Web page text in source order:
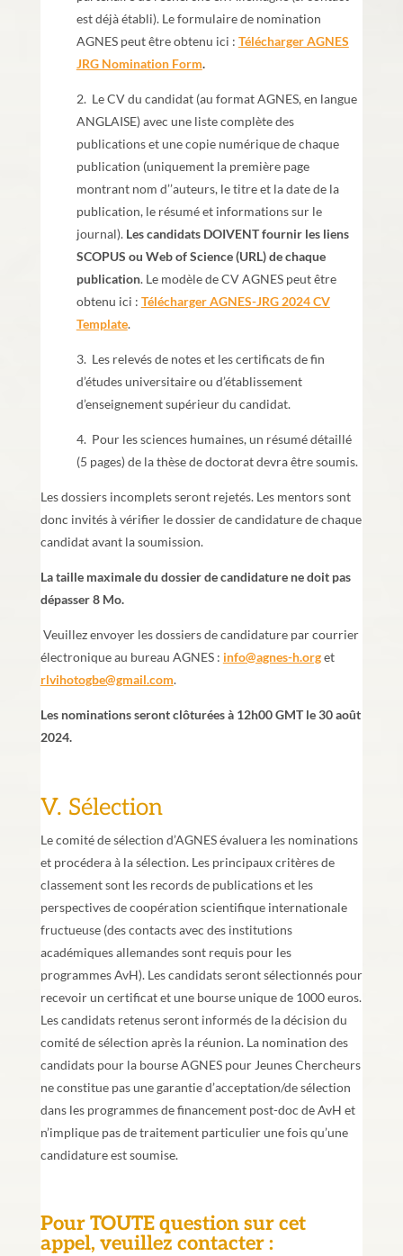
est déjà établi). Le formulaire de nomination
AGNES peut être obtenu ici : Télécharger AGNES
JRG Nomination Form.
2. Le CV du candidat (au format AGNES, en langue
ANGLAISE) avec une liste complète des
publications et une copie numérique de chaque
publication (uniquement la première page
montrant nom d’’auteurs, le titre et la date de la
publication, le résumé et informations sur le
journal). Les candidats DOIVENT fournir les liens
SCOPUS ou Web of Science (URL) de chaque
publication. Le modèle de CV AGNES peut être
obtenu ici : Télécharger AGNES-JRG 2024 CV
Template.
3. Les relevés de notes et les certificats de fin
d’études universitaire ou d’établissement
d’enseignement supérieur du candidat.
4. Pour les sciences humaines, un résumé détaillé
(5 pages) de la thèse de doctorat devra être soumis.
Les dossiers incomplets seront rejetés. Les mentors sont
donc invités à vérifier le dossier de candidature de chaque
candidat avant la soumission.
La taille maximale du dossier de candidature ne doit pas
dépasser 8 Mo.
Veuillez envoyer les dossiers de candidature par courrier
électronique au bureau AGNES : info@agnes-h.orget
rlvihotogbe@gmail.com.
Les nominations seront clôturées à 12h00 GMT le 30 août
2024.
V. Sélection
Le comité de sélection d’AGNES évaluera les nominations
et procédera à la sélection. Les principaux critères de
classement sont les records de publications et les
perspectives de coopération scientifique internationale
fructueuse (des contacts avec des institutions
académiques allemandes sont requis pour les
programmes AvH). Les candidats seront sélectionnés pour
recevoir un certificat et une bourse unique de 1000 euros.
Les candidats retenus seront informés de la décision du
comité de sélection après la réunion. La nomination des
candidats pour la bourse AGNES pour Jeunes Chercheurs
ne constitue pas une garantie d’acceptation/de sélection
dans les programmes de financement post-doc de AvH et
n’implique pas de traitement particulier une fois qu’une
candidature est soumise.
Pour TOUTE question sur cet
appel, veuillez contacter :